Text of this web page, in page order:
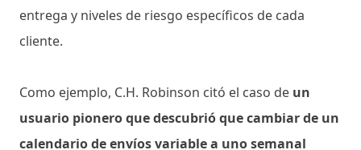
entrega y niveles de riesgo específicos de cada
cliente.
Como ejemplo, C.H. Robinson citó el caso de un
usuario pionero que descubrió que cambiar de un
calendario de envíos variable a uno semanal